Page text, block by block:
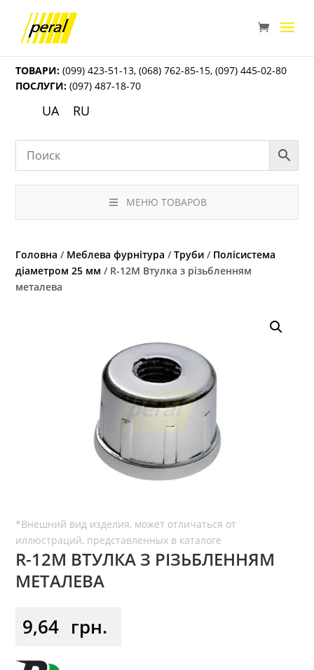
ТОВАРИ: (099) 423-51-13,(068) 762-85-15,(097) 445-02-80
ПОСЛУГИ: (097) 487-18-70
UA RU
МЕНЮ ТОВАРОВ
Головна / Меблева фурнітура /Труби / Полісистема
діаметром 25 мм / R-12M Втулка з різьбленням
металева
R-12M ВТУЛКА З РІЗЬБЛЕННЯМ
МЕТАЛЕВА
9,64 грн.